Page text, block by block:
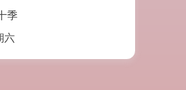
季
六